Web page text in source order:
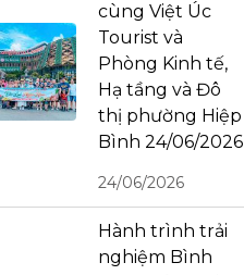
cùng Việt Úc
Tourist và
Phòng Kinh tế,
Hạ tầng và Đô
thị phường Hiệp
Bình 24/06/2026
24/06/2026
Hành trình trải
nghiệm Bình